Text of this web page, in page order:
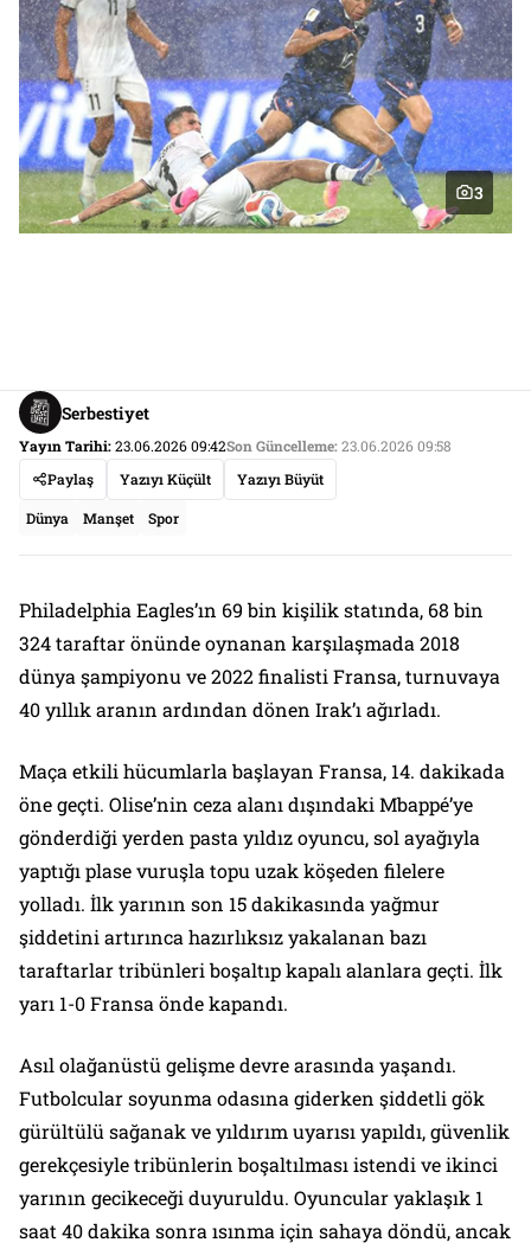
3
Serbestiyet
Yayın Tarihi:23.06.2026 09:42Son Güncelleme:23.06.2026 09:58
Paylaş
Yazıyı Küçült Yazıyı Büyüt
Dünya Manşet Spor
Philadelphia Eagles’ın 69 bin kişilik statında, 68 bin
324 taraftar önünde oynanan karşılaşmada 2018
dünya şampiyonu ve 2022 finalisti Fransa, turnuvaya
40 yıllık aranın ardından dönen Irak’ı ağırladı.
Maça etkili hücumlarla başlayan Fransa, 14. dakikada
öne geçti. Olise’nin ceza alanı dışındaki Mbappé’ye
gönderdiği yerden pasta yıldız oyuncu, sol ayağıyla
yaptığı plase vuruşla topu uzak köşeden filelere
yolladı. İlk yarının son 15 dakikasında yağmur
şiddetini artırınca hazırlıksız yakalanan bazı
taraftarlar tribünleri boşaltıp kapalı alanlara geçti. İlk
yarı 1-0 Fransa önde kapandı.
Asıl olağanüstü gelişme devre arasında yaşandı.
Futbolcular soyunma odasına giderken şiddetli gök
gürültülü sağanak ve yıldırım uyarısı yapıldı, güvenlik
gerekçesiyle tribünlerin boşaltılması istendi ve ikinci
yarının gecikeceği duyuruldu. Oyuncular yaklaşık 1
saat 40 dakika sonra ısınma için sahaya döndü, ancak